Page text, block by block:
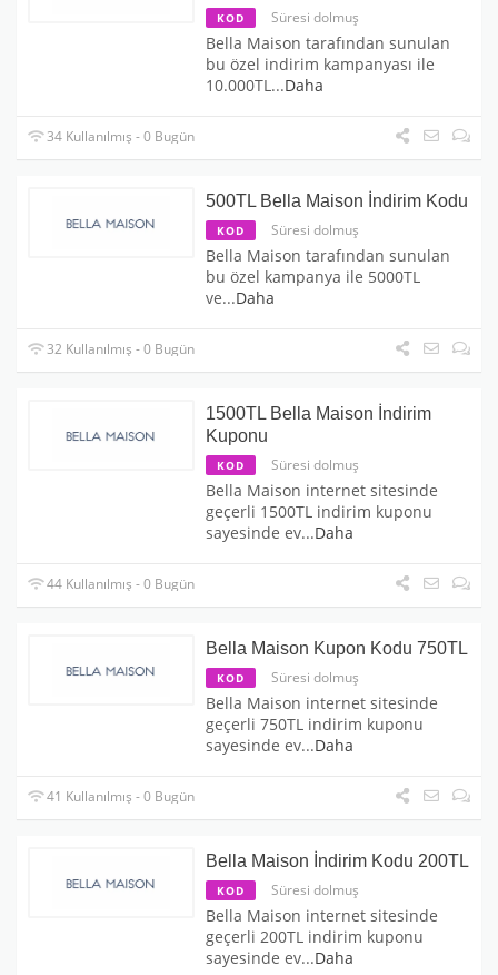
KOD Süresi dolmuş
Bella Maison tarafından sunulan
bu özel indirim kampanyası ile
10.000TL...Daha
34 Kullanılmış - 0 Bugün
500TL Bella Maison İndirim Kodu
KOD Süresi dolmuş
Bella Maison tarafından sunulan
bu özel kampanya ile 5000TL
ve...Daha
32 Kullanılmış - 0 Bugün
1500TL Bella Maison İndirim
Kuponu
KOD Süresi dolmuş
Bella Maison internet sitesinde
geçerli 1500TL indirim kuponu
sayesinde ev...Daha
44 Kullanılmış - 0 Bugün
Bella Maison Kupon Kodu 750TL
KOD Süresi dolmuş
Bella Maison internet sitesinde
geçerli 750TL indirim kuponu
sayesinde ev...Daha
41 Kullanılmış - 0 Bugün
Bella Maison İndirim Kodu 200TL
KOD Süresi dolmuş
Bella Maison internet sitesinde
geçerli 200TL indirim kuponu
sayesinde ev...Daha